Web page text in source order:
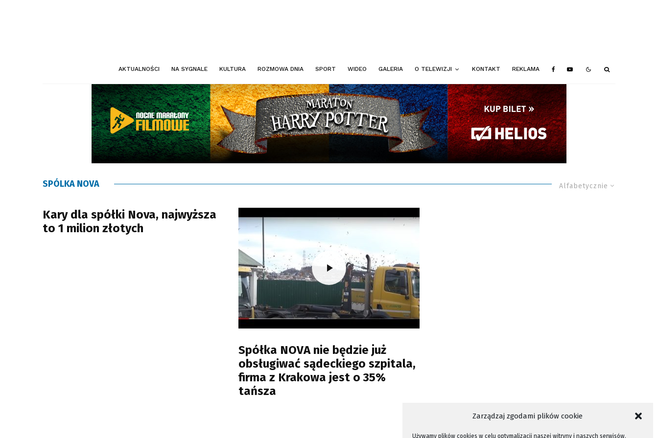
Zarządzaj zgodami plików cookie
Używamy plików cookies w celu optymalizacji naszej witryny i naszych serwisów.
AKTUALNOŚCI NA SYGNALE KULTURA ROZMOWA DNIA SPORT WIDEO GALERIA O TELEWIZJI KONTAKT REKLAMA
Alfabetycznie
SPÓLKA NOVA
Kary dla spółki Nova, najwyższa
to 1 milion złotych
Spółka NOVA nie będzie już
obsługiwać sądeckiego szpitala,
firma z Krakowa jest o 35%
tańsza